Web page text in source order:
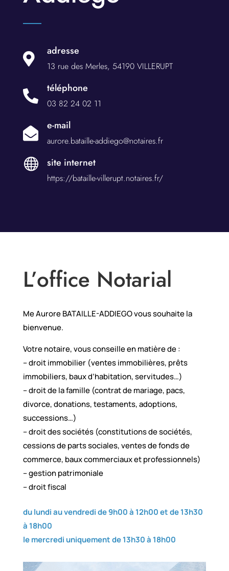

adresse
13 rue des Merles, 54190 VILLERUPT

téléphone
03 82 24 02 11

e-mail
aurore.bataille-addiego@notaires.fr
 site internet
https://bataille-villerupt.notaires.fr/
L’office Notarial
Me Aurore BATAILLE-ADDIEGO vous souhaite la
bienvenue.
Votre notaire, vous conseille en matière de :
– droit immobilier (ventes immobilières, prêts
immobiliers, baux d’habitation, servitudes…)
– droit de la famille (contrat de mariage, pacs,
divorce, donations, testaments, adoptions,
successions…)
– droit des sociétés (constitutions de sociétés,
cessions de parts sociales, ventes de fonds de
commerce, baux commerciaux et professionnels)
– gestion patrimoniale
– droit fiscal
du lundi au vendredi de 9h00 à 12h00 et de 13h30
à 18h00
le mercredi uniquement de 13h30 à 18h00